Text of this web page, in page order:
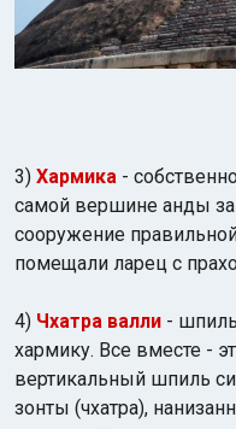
3) Хармика -
самой вершине анды за
сооружение
помещали ларец с
4) Чхатра валли -
хармику. Все вместе -
вертикальный шпиль
зонты (чхатра),